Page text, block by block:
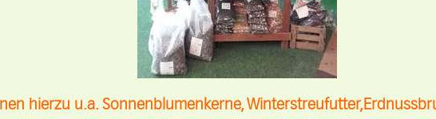
hierzu u.a. Sonnenblumenkerne,